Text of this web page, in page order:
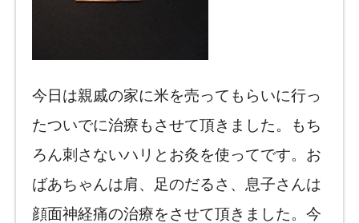
今日は親戚の家に米を売ってもらいに行っ
たついでに治療もさせて頂きました。もち
ろん刺さないハリとお灸を使ってです。お
ばあちゃんは肩、足のだるさ、息子さんは
顔面神経痛の治療をさせて頂きました。今